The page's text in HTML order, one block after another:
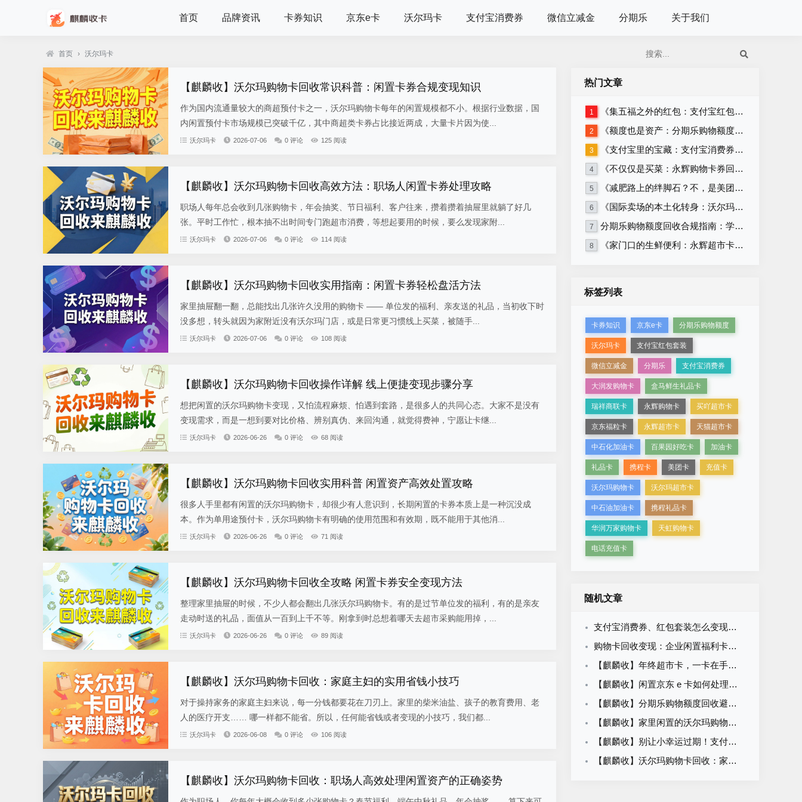
首页 品牌资讯 卡券知识 京东e卡 沃尔玛卡 支付宝消费券 微信立减金 分期乐 关于我们
首页 › 沃尔玛卡
【麒麟收】沃尔玛购物卡回收常识科普：闲置卡券合规变现知识
作为国内流通量较大的商超预付卡之一，沃尔玛购物卡每年的闲置规模都不小。根据行业数据，国
内闲置预付卡市场规模已突破千亿，其中商超类卡券占比接近两成，大量卡片因为使...
沃尔玛卡 2026-07-06 0 评论 125 阅读
【麒麟收】沃尔玛购物卡回收高效方法：职场人闲置卡券处理攻略
职场人每年总会收到几张购物卡，年会抽奖、节日福利、客户往来，攒着攒着抽屉里就躺了好几
张。平时工作忙，根本抽不出时间专门跑超市消费，等想起要用的时候，要么发现家附...
沃尔玛卡 2026-07-06 0 评论 114 阅读
【麒麟收】沃尔玛购物卡回收实用指南：闲置卡券轻松盘活方法
家里抽屉翻一翻，总能找出几张许久没用的购物卡 —— 单位发的福利、亲友送的礼品，当初收下时
没多想，转头就因为家附近没有沃尔玛门店，或是日常更习惯线上买菜，被随手...
沃尔玛卡 2026-07-06 0 评论 108 阅读
【麒麟收】沃尔玛购物卡回收操作详解 线上便捷变现步骤分享
想把闲置的沃尔玛购物卡变现，又怕流程麻烦、怕遇到套路，是很多人的共同心态。大家不是没有
变现需求，而是一想到要对比价格、辨别真伪、来回沟通，就觉得费神，宁愿让卡继...
沃尔玛卡 2026-06-26 0 评论 68 阅读
【麒麟收】沃尔玛购物卡回收实用科普 闲置资产高效处置攻略
很多人手里都有闲置的沃尔玛购物卡，却很少有人意识到，长期闲置的卡券本质上是一种沉没成
本。作为单用途预付卡，沃尔玛购物卡有明确的使用范围和有效期，既不能用于其他消...
沃尔玛卡 2026-06-26 0 评论 71 阅读
【麒麟收】沃尔玛购物卡回收全攻略 闲置卡券安全变现方法
整理家里抽屉的时候，不少人都会翻出几张沃尔玛购物卡。有的是过节单位发的福利，有的是亲友
走动时送的礼品，面值从一百到上千不等。刚拿到时总想着哪天去超市采购能用掉，...
沃尔玛卡 2026-06-26 0 评论 89 阅读
【麒麟收】沃尔玛购物卡回收：家庭主妇的实用省钱小技巧
对于操持家务的家庭主妇来说，每一分钱都要花在刀刃上。家里的柴米油盐、孩子的教育费用、老
人的医疗开支…… 哪一样都不能省。所以，任何能省钱或者变现的小技巧，我们都...
沃尔玛卡 2026-06-08 0 评论 106 阅读
【麒麟收】沃尔玛购物卡回收：职场人高效处理闲置资产的正确姿势
热门文章
1 《集五福之外的红包：支付宝红包套装回收》
2 《额度也是资产：分期乐购物额度回收的正确姿势》
3 《支付宝里的宝藏：支付宝消费券回收攻略》
4 《不仅仅是买菜：永辉购物卡券回收的多种可能》
5 《减肥路上的绊脚石？不，是美团卡回收！》
6 《国际卖场的本土化转身：沃尔玛购物卡券与沃尔玛超市卡券回收》
7 分期乐购物额度回收合规指南：学生党必看，远离套现安全变现
8 《家门口的生鲜便利：永辉超市卡券回收》
标签列表
卡券知识 京东e卡 分期乐购物额度
沃尔玛卡 支付宝红包套装
微信立减金 分期乐 支付宝消费券
大润发购物卡 盒马鲜生礼品卡
瑞祥商联卡 永辉购物卡 买吖超市卡
京东福粒卡 永辉超市卡 天猫超市卡
中石化加油卡 百果园好吃卡 加油卡
礼品卡 携程卡 美团卡 充值卡
沃尔玛购物卡 沃尔玛超市卡
中石油加油卡 携程礼品卡
华润万家购物卡 天虹购物卡
电话充值卡
随机文章
支付宝消费券、红包套装怎么变现？支付宝卡券回收安全指南
购物卡回收变现：企业闲置福利卡、个人用不上的购物卡这样处理不亏
【麒麟收】年终超市卡，一卡在手，购物无忧：天猫超市卡使用全知道
【麒麟收】闲置京东 e 卡如何处理？2026 最新回收方式大揭密
【麒麟收】分期乐购物额度回收避坑指南：守住安全底线，合规盘活不踩雷
【麒麟收】家里闲置的沃尔玛购物卡，这样处理更省心
【麒麟收】别让小幸运过期！支付宝红包套装的温柔处理方式
【麒麟收】沃尔玛购物卡回收：家庭闲置卡券快速变现的实用方法